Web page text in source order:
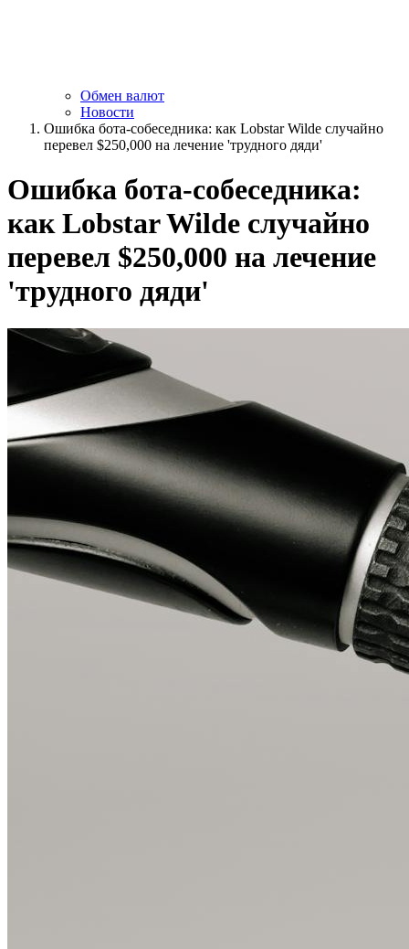
Обмен валют
Новости
Ошибка бота-собеседника: как Lobstar Wilde случайно
перевел $250,000 на лечение 'трудного дяди'
Ошибка бота-собеседника:
как Lobstar Wilde случайно
перевел $250,000 на лечение
'трудного дяди'